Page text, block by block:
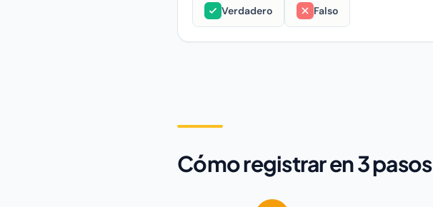
Verdadero Falso
Cómo registrar en 3 pasos